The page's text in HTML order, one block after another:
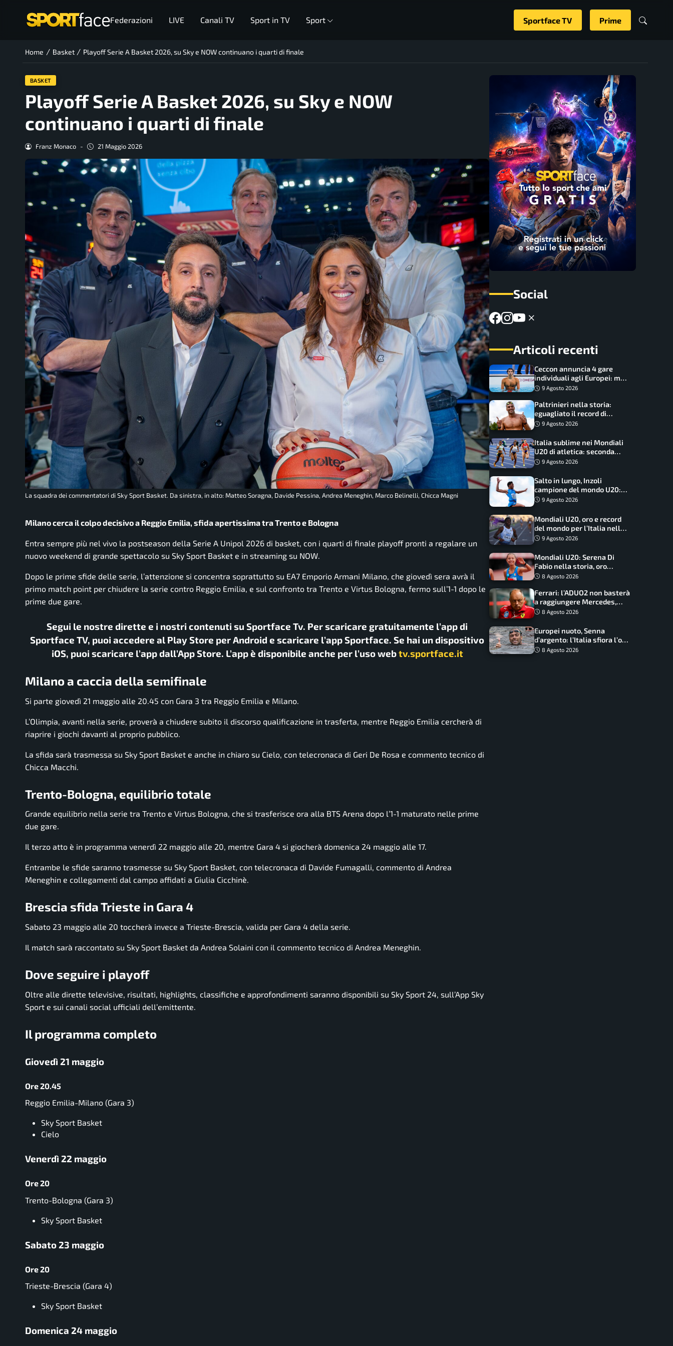
Federazioni LIVE Canali TV Sport in TV Sport Sportface TV Prime
Home / Basket / Playoff Serie A Basket 2026, su Sky e NOW continuano i quarti di finale
BASKET
Playoff Serie A Basket 2026, su Sky e NOW
continuano i quarti di finale
Franz Monaco - 21 Maggio 2026
La squadra dei commentatori di Sky Sport Basket. Da sinistra, in alto: Matteo Soragna, Davide Pessina, Andrea Meneghin, Marco Belinelli, Chicca Magni
Milano cerca il colpo decisivo a Reggio Emilia, sfida apertissima tra Trento e Bologna
Entra sempre più nel vivo la postseason della Serie A Unipol 2026 di basket, con i quarti di finale playoff pronti a regalare un
nuovo weekend di grande spettacolo su Sky Sport Basket e in streaming su NOW.
Dopo le prime sfide delle serie, l’attenzione si concentra soprattutto su EA7 Emporio Armani Milano, che giovedì sera avrà il
primo match point per chiudere la serie contro Reggio Emilia, e sul confronto tra Trento e Virtus Bologna, fermo sull’1-1 dopo le
prime due gare.
Segui le nostre dirette e i nostri contenuti su Sportface Tv. Per scaricare gratuitamente l’app di
Sportface TV, puoi accedere al Play Store per Android e scaricare l’app Sportface. Se hai un dispositivo
iOS, puoi scaricare l’app dall’App Store. L’app è disponibile anche per l’uso webtv.sportface.it
Milano a caccia della semifinale
Si parte giovedì 21 maggio alle 20.45 con Gara 3 tra Reggio Emilia e Milano.
L’Olimpia, avanti nella serie, proverà a chiudere subito il discorso qualificazione in trasferta, mentre Reggio Emilia cercherà di
riaprire i giochi davanti al proprio pubblico.
La sfida sarà trasmessa su Sky Sport Basket e anche in chiaro su Cielo, con telecronaca di Geri De Rosa e commento tecnico di
Chicca Macchi.
Trento-Bologna, equilibrio totale
Grande equilibrio nella serie tra Trento e Virtus Bologna, che si trasferisce ora alla BTS Arena dopo l’1-1 maturato nelle prime
due gare.
Il terzo atto è in programma venerdì 22 maggio alle 20, mentre Gara 4 si giocherà domenica 24 maggio alle 17.
Entrambe le sfide saranno trasmesse su Sky Sport Basket, con telecronaca di Davide Fumagalli, commento di Andrea
Meneghin e collegamenti dal campo affidati a Giulia Cicchinè.
Brescia sfida Trieste in Gara 4
Sabato 23 maggio alle 20 toccherà invece a Trieste-Brescia, valida per Gara 4 della serie.
Il match sarà raccontato su Sky Sport Basket da Andrea Solaini con il commento tecnico di Andrea Meneghin.
Dove seguire i playoff
Oltre alle dirette televisive, risultati, highlights, classifiche e approfondimenti saranno disponibili su Sky Sport 24, sull’App Sky
Sport e sui canali social ufficiali dell’emittente.
Il programma completo
Giovedì 21 maggio
Ore 20.45
Reggio Emilia-Milano (Gara 3)
Sky Sport Basket
Cielo
Venerdì 22 maggio
Ore 20
Trento-Bologna (Gara 3)
Sky Sport Basket
Sabato 23 maggio
Ore 20
Trieste-Brescia (Gara 4)
Sky Sport Basket
Domenica 24 maggio
Social
Articoli recenti
Ceccon annuncia 4 gare
individuali agli Europei: ma
c’è una grossa rinuncia
9 Agosto 2026
Paltrinieri nella storia:
eguagliato il record di
medaglie di Federica
9 Agosto 2026
Italia sublime nei Mondiali
U20 di atletica: seconda
dietro solo agli USA nel
9 Agosto 2026
Salto in lungo, Inzoli
campione del mondo U20:
basta un centimetro
9 Agosto 2026
Mondiali U20, oro e record
del mondo per l’Italia nella
4×100 mista: Doualla
9 Agosto 2026
Mondiali U20: Serena Di
Fabio nella storia, oro
dominio totale nei 5000 di
8 Agosto 2026
Ferrari: l’ADUO2 non basterà
a raggiungere Mercedes,
novità per la Macarena
8 Agosto 2026
Europei nuoto, Senna
d’argento: l’Italia sfiora l’oro
nella staffetta, Paltrinieri
8 Agosto 2026